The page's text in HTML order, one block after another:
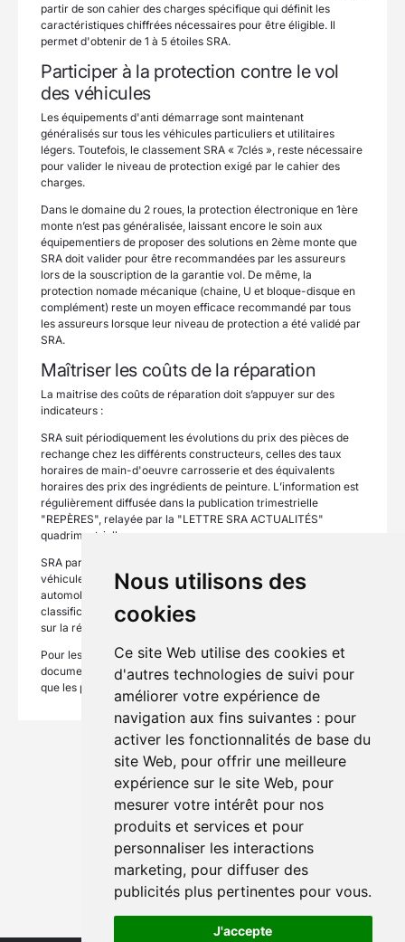
Nous utilisons des
cookies
Ce site Web utilise des cookies et
d'autres technologies de suivi pour
améliorer votre expérience de
navigation aux fins suivantes : pour
activer les fonctionnalités de base du
site Web, pour offrir une meilleure
expérience sur le site Web, pour
mesurer votre intérêt pour nos
produits et services et pour
personnaliser les interactions
marketing, pour diffuser des
publicités plus pertinentes pour vous.
J'accepte
partir de son cahier des charges spécifique qui définit les
caractéristiques chiffrées nécessaires pour être éligible. Il
permet d'obtenir de 1 à 5 étoiles SRA.
Participer à la protection contre le vol
des véhicules
Les équipements d'anti démarrage sont maintenant
généralisés sur tous les véhicules particuliers et utilitaires
légers. Toutefois, le classement SRA « 7clés », reste nécessaire
pour valider le niveau de protection exigé par le cahier des
charges.
Dans le domaine du 2 roues, la protection électronique en 1ère
monte n’est pas généralisée, laissant encore le soin aux
équipementiers de proposer des solutions en 2ème monte que
SRA doit valider pour être recommandées par les assureurs
lors de la souscription de la garantie vol. De même, la
protection nomade mécanique (chaine, U et bloque-disque en
complément) reste un moyen efficace recommandé par tous
les assureurs lorsque leur niveau de protection a été validé par
SRA.
Maîtriser les coûts de la réparation
La maitrise des coûts de réparation doit s’appuyer sur des
indicateurs :
SRA suit périodiquement les évolutions du prix des pièces de
rechange chez les différents constructeurs, celles des taux
horaires de main-d'oeuvre carrosserie et des équivalents
horaires des prix des ingrédients de peinture. L’information est
régulièrement diffusée dans la publication trimestrielle
"REPÈRES", relayée par la "LETTRE SRA ACTUALITÉS"
quadrimestrielle.
SRA participe activement à l’amélioration de la réparabilité des
véhicules en analysant leur conception avec les constructeurs
automobiles et prend en compte les résultats dans la
classification et en réalisant des études ponctuelles et ciblées
sur la réparabilité.
Pour les besoins communs à la profession, SRA conçoit des
documents techniques promouvant la réparation de qualité tels
que les pare-brise, les cadres de 2 roues motorisés.